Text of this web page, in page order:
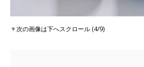
▼次の画像は下へスクロール (4/9)